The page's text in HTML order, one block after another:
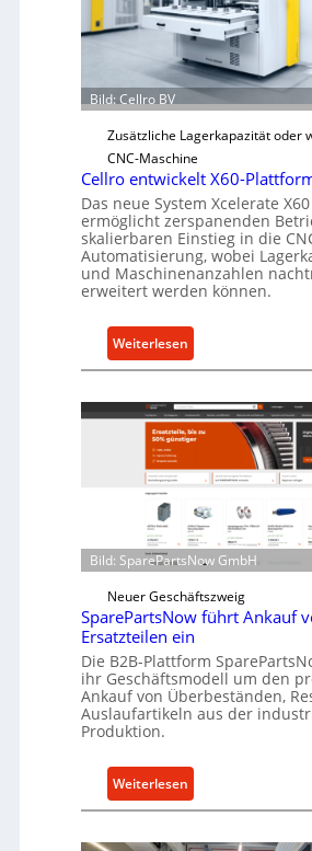
h
e
r
Ü
b
l
s
t
s
c
u
t
f
ü
r
i
d
i
r
t
e
A
n
t
i
e
b
e
Bild: Cellro BV
Zusätzliche Lagerkapazität oder
CNC-Maschine
Cellro entwickelt X60-
Das neue System Xcelerate
ermöglicht zerspanenden
skalierbaren Einstieg in die
Automatisierung, wobei
und Maschinenanzahlen
erweitert werden können.
Weiterlesen:
C
l
l
n
t
w
i
c
k
e
l
t
0
-
Bild: SparePartsNow GmbH
Neuer Geschäftszweig
SparePartsNow führt Ankauf
Ersatzteilen ein
Die B2B-Plattform
ihr Geschäftsmodell um den
Ankauf von Überbeständen,
Auslaufartikeln aus der
Produktion.
Weiterlesen:
S